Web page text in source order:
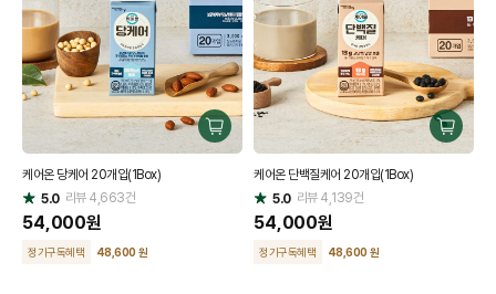
환
구
매
케어온 당케어 20개입(1Box)
별
점
5.0 리뷰4,663건
54,000원
정기구독혜택 48,600 원
구
매
케어온 단백질케어 20개입(1Box)
별
점
5.0 리뷰4,139건
54,000원
정기구독혜택 48,600 원